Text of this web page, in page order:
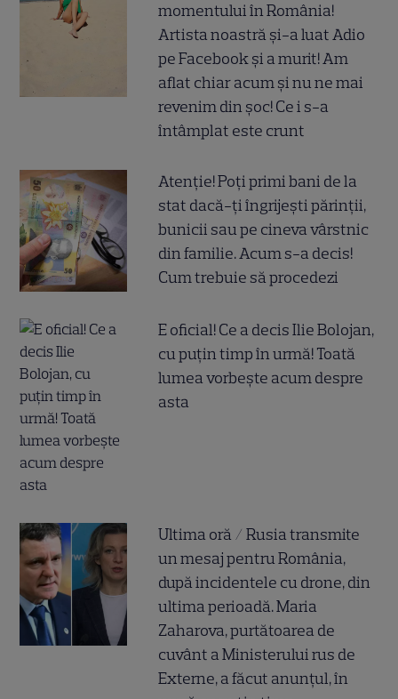
momentului în România!
Artista noastră și-a luat Adio
pe Facebook și a murit! Am
aflat chiar acum și nu ne mai
revenim din șoc! Ce i s-a
întâmplat este crunt
Atenție! Poți primi bani de la
stat dacă-ți îngrijești părinții,
bunicii sau pe cineva vârstnic
din familie. Acum s-a decis!
Cum trebuie să procedezi
E oficial! Ce a decis Ilie Bolojan,
cu puțin timp în urmă! Toată
lumea vorbește acum despre
asta
Ultima oră / Rusia transmite
un mesaj pentru România,
după incidentele cu drone, din
ultima perioadă. Maria
Zaharova, purtătoarea de
cuvânt a Ministerului rus de
Externe, a făcut anunțul, în